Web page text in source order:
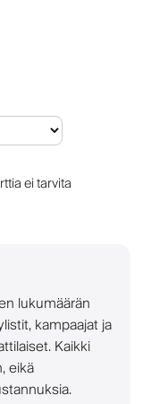
ei tarvita
lukumäärän
kampaajat ja
Kaikki
eikä